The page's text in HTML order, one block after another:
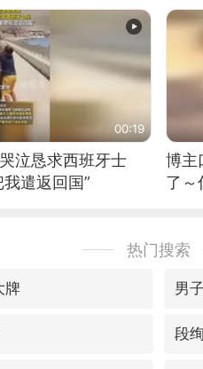
00:19
泣恳求西班牙士
遣返回国”
博主
了～
热门搜索
牌 男
段